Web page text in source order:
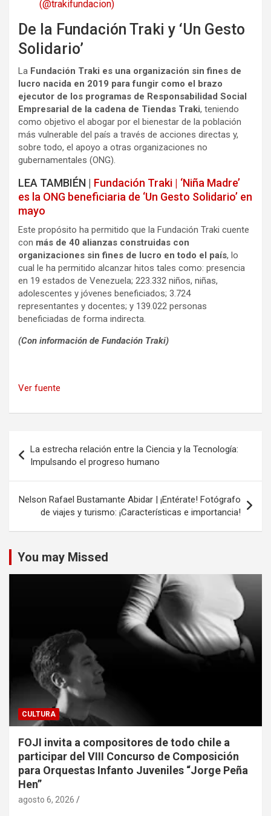
(@trakifundacion)
De la Fundación Traki y ‘Un Gesto
Solidario’
La Fundación Traki es una organización sin fines de
lucro nacida en 2019 para fungir como el brazo
ejecutor de los programas de Responsabilidad Social
Empresarial de la cadena de Tiendas Traki, teniendo
como objetivo el abogar por el bienestar de la población
más vulnerable del país a través de acciones directas y,
sobre todo, el apoyo a otras organizaciones no
gubernamentales (ONG).
LEA TAMBIÉN | Fundación Traki | ‘Niña Madre’
es la ONG beneficiaria de ‘Un Gesto Solidario’ en
mayo
Este propósito ha permitido que la Fundación Traki cuente
con más de 40 alianzas construidas con
organizaciones sin fines de lucro en todo el país, lo
cual le ha permitido alcanzar hitos tales como: presencia
en 19 estados de Venezuela; 223.332 niños, niñas,
adolescentes y jóvenes beneficiados; 3.724
representantes y docentes; y 139.022 personas
beneficiadas de forma indirecta.
(Con información de Fundación Traki)
Ver fuente
de
entradas
La estrecha relación entre la Ciencia y la Tecnología:
Impulsando el progreso humano
Nelson Rafael Bustamante Abidar | ¡Entérate! Fotógrafo
de viajes y turismo: ¡Características e importancia!
You may Missed
CULTURA
FOJI invita a compositores de todo chile a
participar del VIII Concurso de Composición
para Orquestas Infanto Juveniles “Jorge Peña
Hen”
agosto 6, 2026